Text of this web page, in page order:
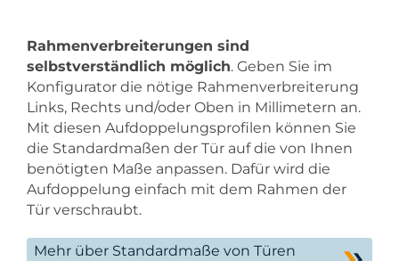
Rahmenverbreiterungen sind
selbstverständlich möglich. Geben Sie im
Konfigurator die nötige Rahmenverbreiterung
Links, Rechts und/oder Oben in Millimetern an.
Mit diesen Aufdoppelungsprofilen können Sie
die Standardmaßen der Tür auf die von Ihnen
benötigten Maße anpassen. Dafür wird die
Aufdoppelung einfach mit dem Rahmen der
Tür verschraubt.
Mehr über Standardmaße von Türen